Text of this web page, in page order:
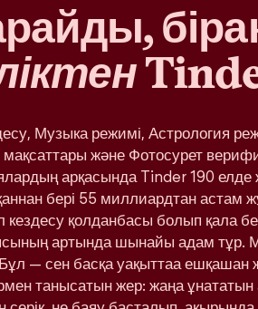
Музыка режимі, Астрология
мақсаттары және Фотосурет
арқасында Tinder 190 елде
бері 55 миллиардтан астам
кездесу қолданбасы болып қала
артында шынайы адам тұр.
— сен басқа уақыттаа ешқашан
танысатын жер: жаңа ұнататын